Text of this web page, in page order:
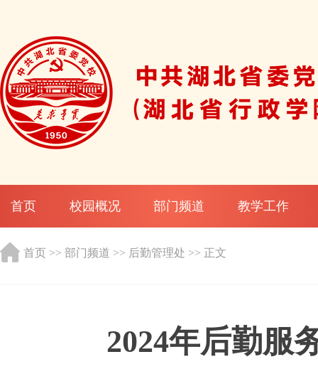
首页 校园概况 部门频道 教学工作
首页 >> 部门频道 >> 后勤管理处 >> 正文
2024年后勤服